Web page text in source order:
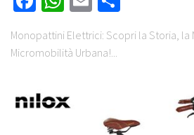
Monopattini Elettrici: Scopri la Storia, la
Micromobilità Urbana!...